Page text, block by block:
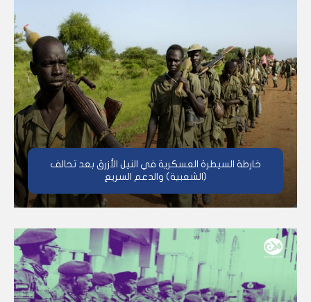
خارطة السيطرة العسكرية في النيل الأزرق بعد تحالف
(الشعبية) والدعم السريع